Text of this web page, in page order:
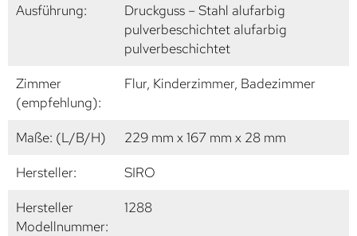
Ausführung:
Druckguss – Stahl alufarbig
pulverbeschichtet alufarbig
pulverbeschichtet
Zimmer
(empfehlung):
Flur, Kinderzimmer, Badezimmer
Maße: (L/B/H)
229 mm x 167 mm x 28 mm
Hersteller:
SIRO
Hersteller
Modellnummer:
1288